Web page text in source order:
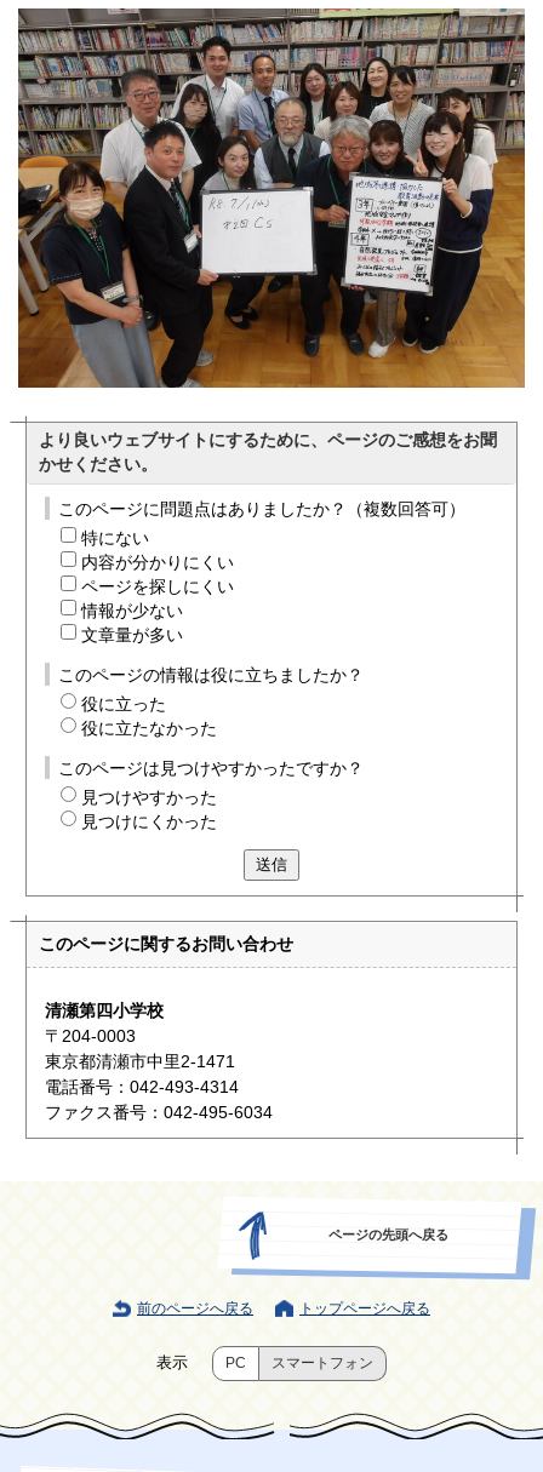
より良いウェブサイトにするために、ページのご感想をお聞
かせください。
このページに問題点はありましたか？（複数回答可）
特にない
内容が分かりにくい
ページを探しにくい
情報が少ない
文章量が多い
このページの情報は役に立ちましたか？
役に立った
役に立たなかった
このページは見つけやすかったですか？
見つけやすかった
見つけにくかった
送信
このページに関するお問い合わせ
清瀬第四小学校
〒204-0003
東京都清瀬市中里2-1471
電話番号：042-493-4314
ファクス番号：042-495-6034
ページの先頭へ戻る
前のページへ戻る トップページへ戻る
表示 PC スマートフォン